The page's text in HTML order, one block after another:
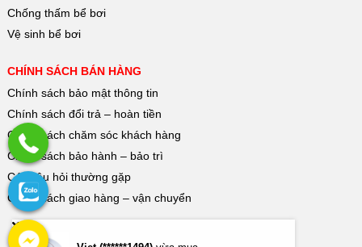
Chống thấm bể bơi
Vệ sinh bể bơi
CHÍNH SÁCH BÁN HÀNG
Chính sách bảo mật thông tin
Chính sách đổi trả – hoàn tiền
Chính sách chăm sóc khách hàng
Chính sách bảo hành – bảo trì
Các câu hỏi thường gặp
Chính sách giao hàng – vận chuyển